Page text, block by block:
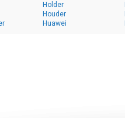
Holder
Houder
Huawei